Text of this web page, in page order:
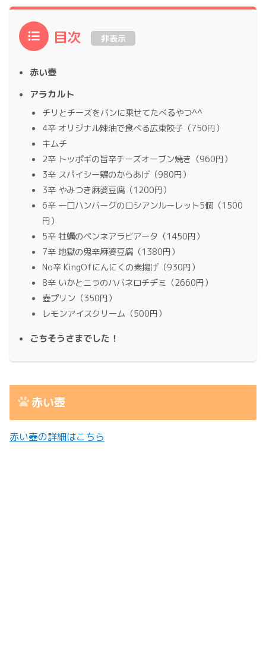
目次 非表示
赤い壺
アラカルト
チリとチーズをパンに乗せてたべるやつ^^
4辛 オリジナル辣油で食べる広東餃子（750円）
キムチ
2辛 トッポギの旨辛チーズオーブン焼き（960円）
3辛 スパイシー鶏のからあげ（980円）
3辛 やみつき麻婆豆腐（1200円）
6辛 一口ハンバーグのロシアンルーレット5個（1500
円）
5辛 牡蠣のペンネアラビアータ（1450円）
7辛 地獄の鬼辛麻婆豆腐（1380円）
No辛 KingOfにんにくの素揚げ（930円）
8辛 いかとニラのハバネロチヂミ（2660円）
壺プリン（350円）
レモンアイスクリーム（500円）
ごちそうさまでした！
赤い壺
赤い壺の詳細はこちら